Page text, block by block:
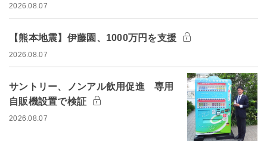
2026.08.07
【熊本地震】伊藤園、1000万円を支援
2026.08.07
サントリー、ノンアル飲用促進 専用
自販機設置で検証
2026.08.07